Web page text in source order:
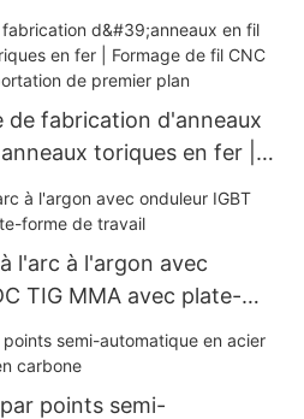
de fabrication d'anneaux
toriques en fer |
| Homologation CE |
plan
l'arc à l'argon avec
TIG MMA avec plate-
points semi-